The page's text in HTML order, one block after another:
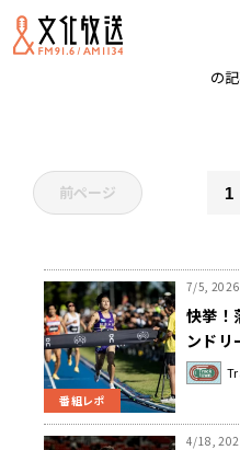
の
前ページ
番組レポ
7/5, 2026
快挙！
ンドリ
4/18,